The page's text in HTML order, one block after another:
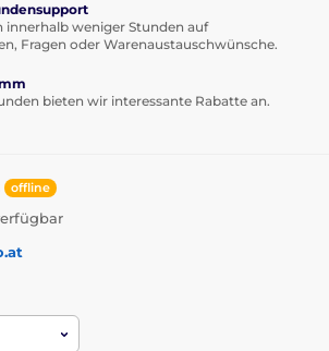
innerhalb weniger Stunden auf
Fragen oder Warenaustauschwünsche.
bieten wir interessante Rabatte an.
offline